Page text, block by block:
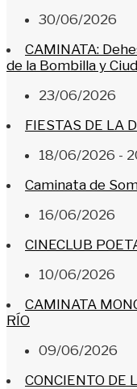
30/06/2026
CAMINATA:
de la Bombilla y
23/06/2026
FIESTAS DE LA
18/06/2026 -
Caminata de
16/06/2026
CINECLUB
10/06/2026
CAMINATA
RÍO
09/06/2026
CONCIENTO DE